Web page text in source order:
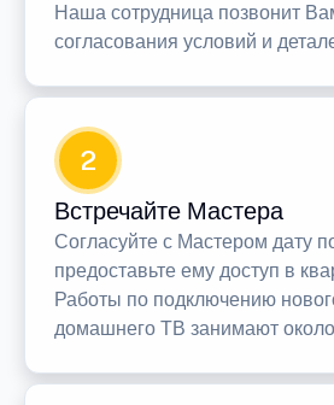
Наша сотрудница позвонит
согласования условий и
2
Встречайте Мастера
Согласуйте с Мастером дату
предоставьте ему доступ в
Работы по подключению
домашнего ТВ занимают